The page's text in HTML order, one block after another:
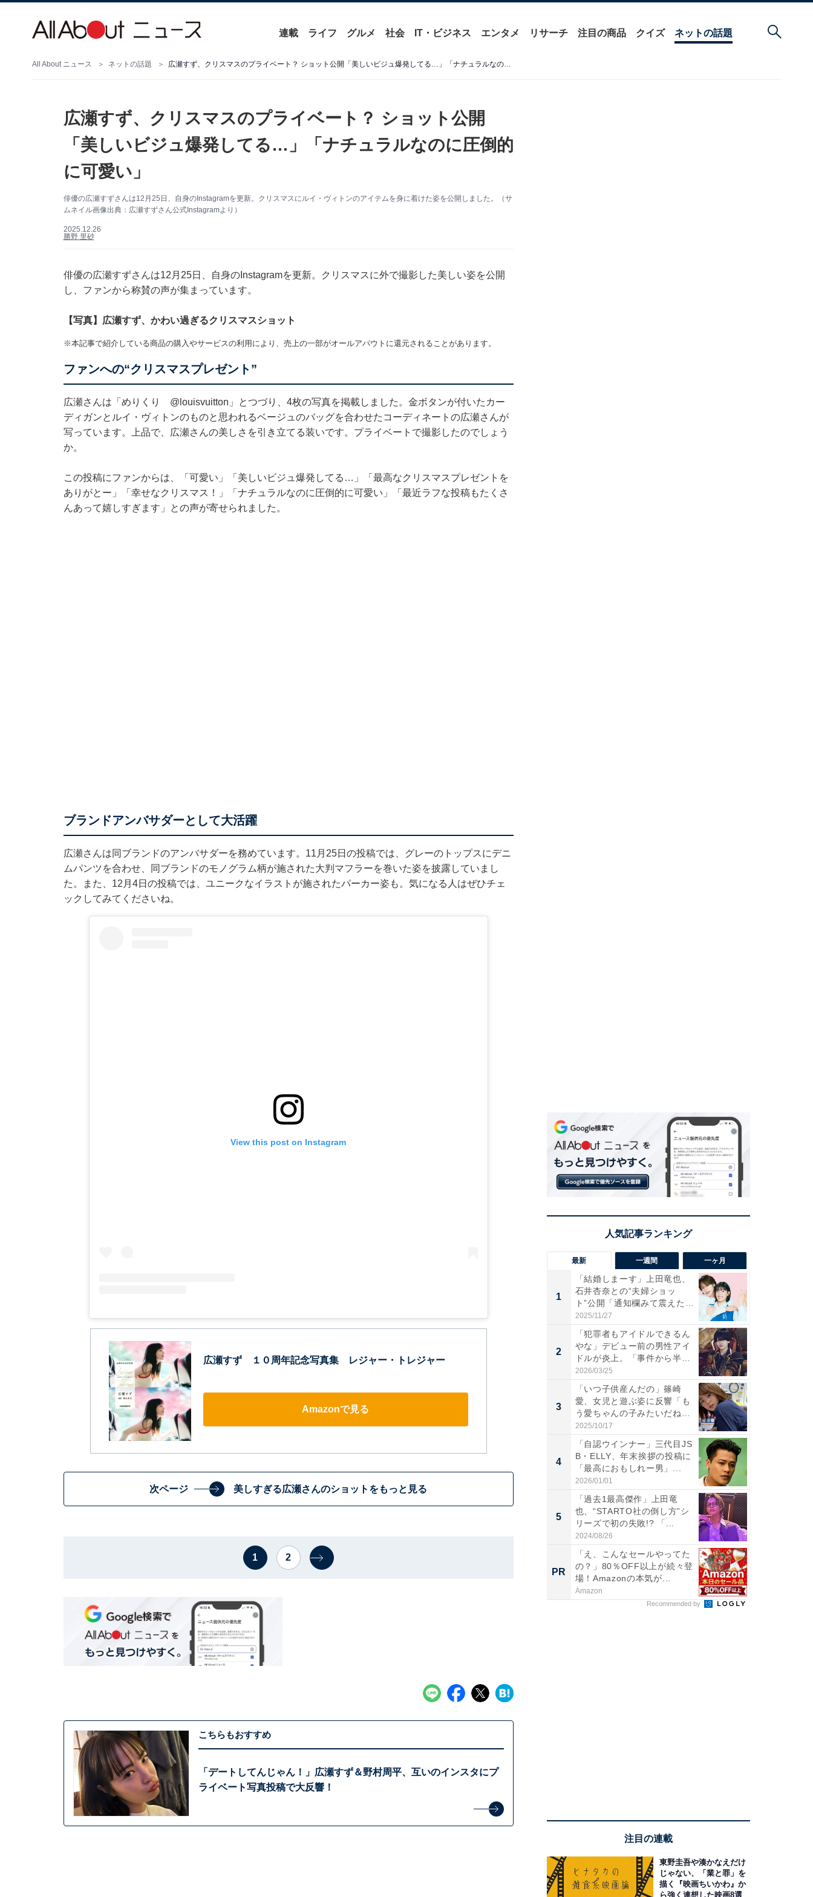
連載 ライフ グルメ 社会 IT・ビジネス エンタメ リサーチ 注目の商品 クイズ ネットの話題
All About ニュース ネットの話題 広瀬すず、クリスマスのプライベート？ ショット公開「美しいビジュ爆発してる…」「ナチュラルなのに圧倒的に可愛い」
広瀬すず、クリスマスのプライベート？ ショット公開
「美しいビジュ爆発してる…」「ナチュラルなのに圧倒的
に可愛い」
俳優の広瀬すずさんは12月25日、自身のInstagramを更新。クリスマスにルイ・ヴィトンのアイテムを身に着けた姿を公開しました。（サ
ムネイル画像出典：広瀬すずさん公式Instagramより）
2025.12.26
勝野 里砂
俳優の広瀬すずさんは12月25日、自身のInstagramを更新。クリスマスに外で撮影した美しい姿を公開
し、ファンから称賛の声が集まっています。
【写真】広瀬すず、かわい過ぎるクリスマスショット
※本記事で紹介している商品の購入やサービスの利用により、売上の一部がオールアバウトに還元されることがあります。
ファンへの“クリスマスプレゼント”
広瀬さんは「めりくり @louisvuitton 」とつづり、4枚の写真を掲載しました。金ボタンが付いたカー
ディガンとルイ・ヴィトンのものと思われるベージュのバッグを合わせたコーディネートの広瀬さんが
写っています。上品で、広瀬さんの美しさを引き立てる装いです。プライベートで撮影したのでしょう
か。
この投稿にファンからは、「可愛い」「美しいビジュ爆発してる…」「最高なクリスマスプレゼントを
ありがとー」「幸せなクリスマス！」「ナチュラルなのに圧倒的に可愛い」「最近ラフな投稿もたくさ
んあって嬉しすぎます」との声が寄せられました。
ブランドアンバサダーとして大活躍
広瀬さんは同ブランドのアンバサダーを務めています。11月25日の投稿では、グレーのトップスにデニ
ムパンツを合わせ、同ブランドのモノグラム柄が施された大判マフラーを巻いた姿を披露していまし
た。また、12月4日の投稿では、ユニークなイラストが施されたパーカー姿も。気になる人はぜひチェ
ックしてみてくださいね。
View this post on Instagram
広瀬すず １０周年記念写真集 レジャー・トレジャー
Amazonで見る
次ページ 美しすぎる広瀬さんのショットをもっと見る
1 2
こちらもおすすめ
「デートしてんじゃん！」広瀬すず＆野村周平、互いのインスタにプ
ライベート写真投稿で大反響！
最新 一週間 一ヶ月
1
「結婚しまーす」上田竜也、
石井杏奈との“夫婦ショッ
ト”公開「通知欄みて震えた」
「...
2025/11/27
2
「犯罪者もアイドルできるん
やな」デビュー前の男性アイ
ドルが炎上。「事件から半年
も...
2026/03/25
3
「いつ子供産んだの」篠崎
愛、女児と遊ぶ姿に反響「も
う愛ちゃんの子みたいだね」
「完...
2025/10/17
4
「自認ウインナー」三代目JS
B・ELLY、年末挨拶の投稿に
「最高におもしれー男」...
2026/01/01
5
「過去1最高傑作」上田竜
也、“STARTO社の倒し方”シ
リーズで初の失敗!? 「...
2024/08/26
PR
「え、こんなセールやってた
の？」80％OFF以上が続々登
場！Amazonの本気が...
Amazon
Recommended by
注目の連載
東野圭吾や湊かなえだけ
じゃない、「業と罪」を
描く『映画ちいかわ』か
ら強く連想した映画8選